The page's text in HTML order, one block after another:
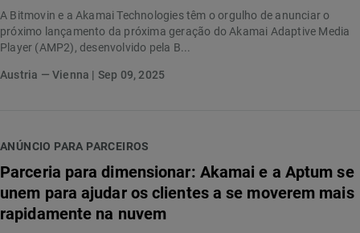
A Bitmovin e a Akamai Technologies têm o orgulho de anunciar o
próximo lançamento da próxima geração do Akamai Adaptive Media
Player (AMP2), desenvolvido pela B...
Austria — Vienna | Sep 09, 2025
ANÚNCIO PARA PARCEIROS
Parceria para dimensionar: Akamai e a Aptum se
unem para ajudar os clientes a se moverem mais
rapidamente na nuvem